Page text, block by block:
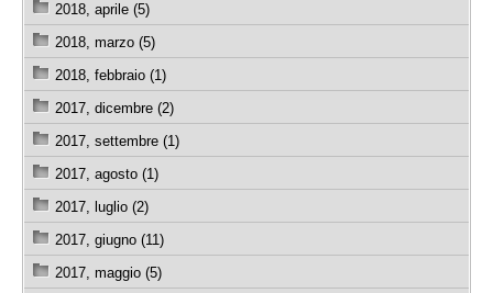
2018, aprile (5)
2018, marzo (5)
2018, febbraio (1)
2017, dicembre (2)
2017, settembre (1)
2017, agosto (1)
2017, luglio (2)
2017, giugno (11)
2017, maggio (5)